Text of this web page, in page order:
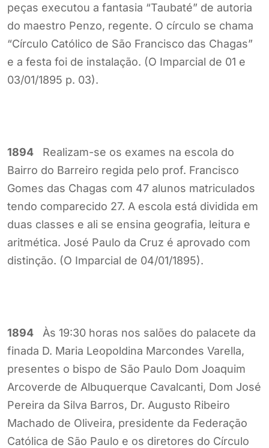
peças executou a fantasia “Taubaté” de autoria
do maestro Penzo, regente. O círculo se chama
“Círculo Católico de São Francisco das Chagas”
e a festa foi de instalação. (O Imparcial de 01 e
03/01/1895 p. 03).
1894 Realizam-se os exames na escola do
Bairro do Barreiro regida pelo prof. Francisco
Gomes das Chagas com 47 alunos matriculados
tendo comparecido 27. A escola está dividida em
duas classes e ali se ensina geografia, leitura e
aritmética. José Paulo da Cruz é aprovado com
distinção. (O Imparcial de 04/01/1895).
1894 Às 19:30 horas nos salões do palacete da
finada D. Maria Leopoldina Marcondes Varella,
presentes o bispo de São Paulo Dom Joaquim
Arcoverde de Albuquerque Cavalcanti, Dom José
Pereira da Silva Barros, Dr. Augusto Ribeiro
Machado de Oliveira, presidente da Federação
Católica de São Paulo e os diretores do Círculo